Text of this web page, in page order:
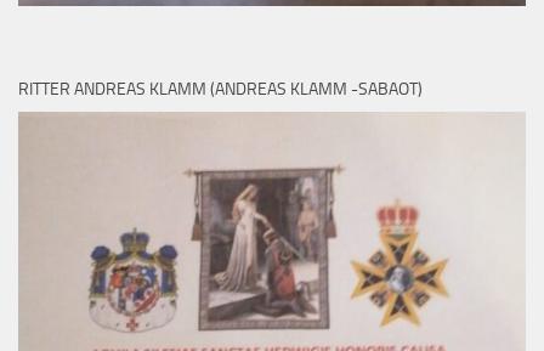
RITTER ANDREAS KLAMM (ANDREAS KLAMM -SABAOT)